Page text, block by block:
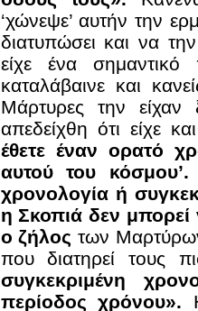
‘χώνεψε’ αυτήν την
διατυπώσει και να
είχε ένα σημαντικό
καταλάβαινε και
Μάρτυρες την
απεδείχθη ότι είχε
έθετε έναν ορατό
αυτού του κόσμου’.
χρονολογία ή
η Σκοπιά δεν μπορεί
ο ζήλος των
που διατηρεί τους
συγκεκριμένη
περίοδος χρόνου».